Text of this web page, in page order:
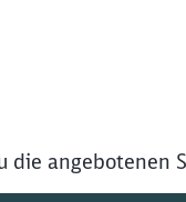
die angebotenen